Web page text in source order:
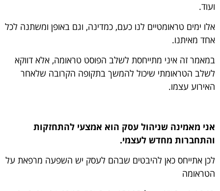
ועוד.
אלו ימים טראומטיים לנו כעם, כמדינה, וגם באופן ומשתנה לכל
אחד מאיתנו.
במאמר זה איני מתייחסת לשלב הפוסט טראומה, אלא דווקא
לשלב הטראומתי שיכול להמשך בתקופה הקרובה שלאחר
האירוע עצמו.
אני מאמינה שניהול עסק הוא אמצעי להתחזקות
והתחברות מחדש לעצמי.
לכן אתייחס כאן להיבטים שבהם לעסק יש השפעה מרפאת על
הטראומה